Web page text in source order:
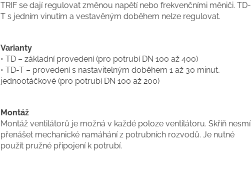
TRIF se dají regulovat změnou napětí nebo frekvenčními měniči. TD-
T s jedním vinutím a vestavěným doběhem nelze regulovat.
Varianty
• TD – základní provedení (pro potrubí DN 100 až 400)
• TD-T – provedení s nastavitelným doběhem 1 až 30 minut,
jednootáčkové (pro potrubí DN 100 až 200)
Montáž
Montáž ventilátorů je možná v každé poloze ventilátoru. Skříň nesmí
přenášet mechanické namáhání z potrubních rozvodů. Je nutné
použít pružné připojení k potrubí.